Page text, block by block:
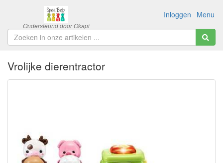
Menu
Inloggen
Vrolijke dierentractor